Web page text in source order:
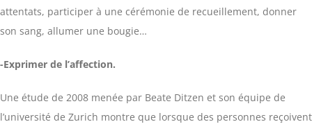
attentats, participer à une cérémonie de recueillement, donner
son sang, allumer une bougie…
-Exprimer de l’affection.
Une étude de 2008 menée par Beate Ditzen et son équipe de
l’université de Zurich montre que lorsque des personnes reçoivent